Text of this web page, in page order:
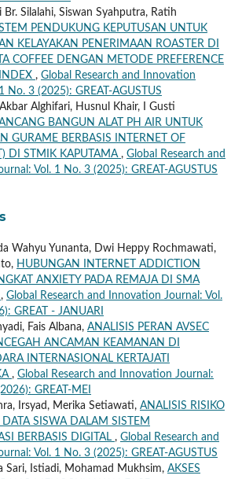
Br. Silalahi, Siswan Syahputra, Ratih
PENDUKUNG KEPUTUSAN UNTUK
KELAYAKAN PENERIMAAN ROASTER DI
COFFEE DENGAN METODE PREFERENCE
, Global Research and Innovation
No. 3 (2025): GREAT-AGUSTUS
Alghifari, Husnul Khair, I Gusti
BANGUN ALAT PH AIR UNTUK
GURAME BERBASIS INTERNET OF
DI STMIK KAPUTAMA , Global Research and
Vol. 1 No. 3 (2025): GREAT-AGUSTUS
Wahyu Yunanta, Dwi Heppy Rochmawati,
HUBUNGAN INTERNET ADDICTION
ANXIETY PADA REMAJA DI SMA
, Global Research and Innovation Journal: Vol.
GREAT - JANUARI
Fais Albana, ANALISIS PERAN AVSEC
ANCAMAN KEAMANAN DI
INTERNASIONAL KERTAJATI
, Global Research and Innovation Journal:
GREAT-MEI
Irsyad, Merika Setiawati, ANALISIS RISIKO
SISWA DALAM SISTEM
BERBASIS DIGITAL , Global Research and
Vol. 1 No. 3 (2025): GREAT-AGUSTUS
Sari, Istiadi, Mohamad Mukhsim, AKSES